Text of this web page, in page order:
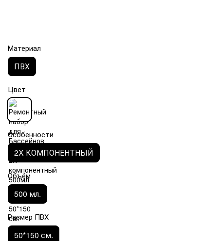
Материал
ПВХ
Цвет
Особенности
2X КОМПОНЕНТНЫЙ
Объём
500 мл.
Размер ПВХ
50*150 см.